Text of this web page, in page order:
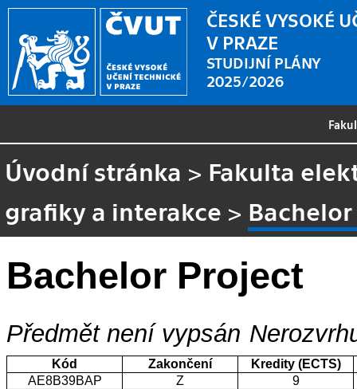
ČESKÉ VYSOKÉ
V PRAZE
STUDIJNÍ PLÁNY
2025/2026
Úvodní stránka > Fakulta
grafiky a interakce >
Bachelor Project
Předmět není vypsán
Kód Zakončení
Kredity (ECTS)
AE8B39BAP
Z 9